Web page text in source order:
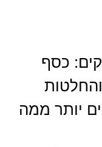
כסף
יותר ממה